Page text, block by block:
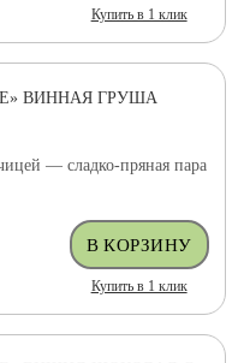
Купить в 1 клик
ВИННАЯ ГРУША
— сладко-пряная пара
Купить в 1 клик